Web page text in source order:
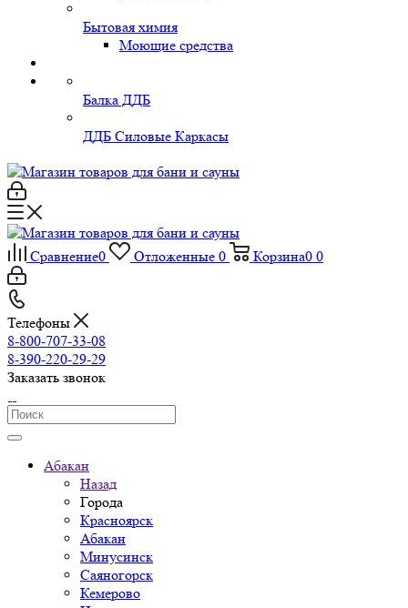
Бытовая химия
Моющие средства
Балка ДДБ
ДДБ Силовые Каркасы
Сравнение0 Отложенные 0 Корзина0 0
Телефоны
8-800-707-33-08
8-390-220-29-29
Заказать звонок
Абакан
Назад
Города
Красноярск
Абакан
Минусинск
Саяногорск
Кемерово